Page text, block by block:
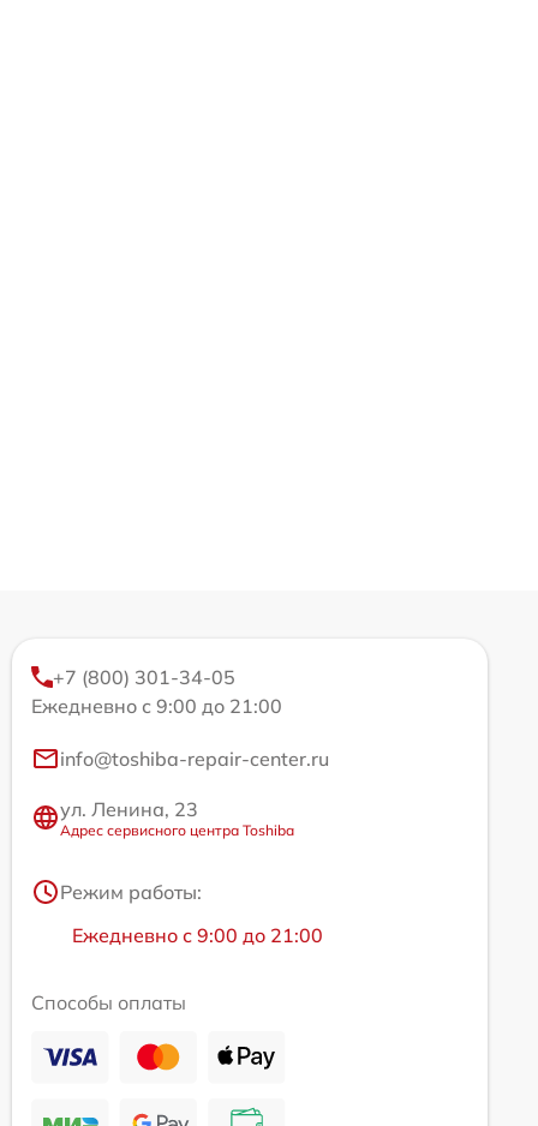
+7 (800) 301-34-05
Ежедневно с 9:00 до 21:00
info@toshiba-repair-center.ru
ул. Ленина, 23
Адрес сервисного центра Toshiba
Режим работы:
Ежедневно с 9:00 до 21:00
Способы оплаты